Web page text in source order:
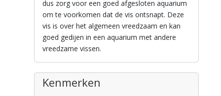
dus zorg voor een goed afgesloten aquarium
om te voorkomen dat de vis ontsnapt. Deze
vis is over het algemeen vreedzaam en kan
goed gedijen in een aquarium met andere
vreedzame vissen.
Kenmerken